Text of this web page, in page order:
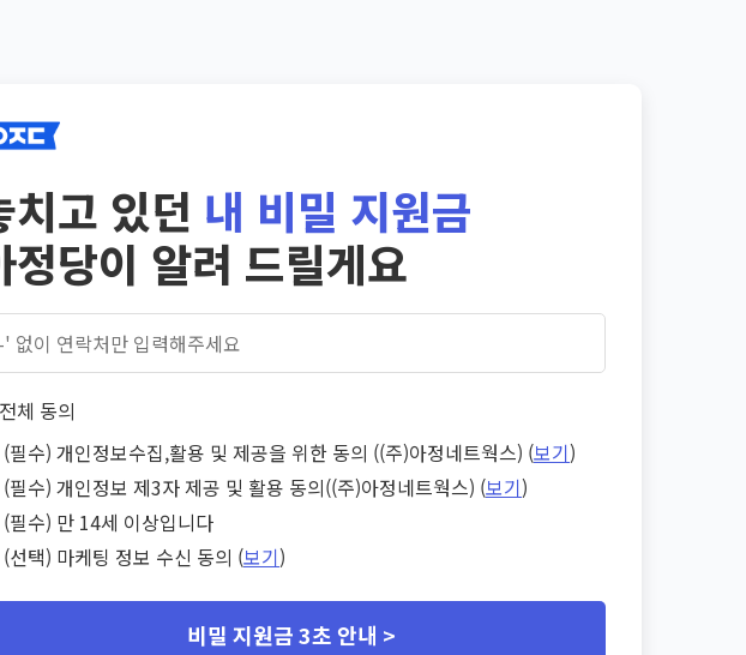
치고 있던 내 비밀 지원금
정당이 알려 드릴게요
전체 동의
(필수) 개인정보수집,활용 및 제공을 위한 동의 ((주)아정네트웍스) (보기)
(필수) 개인정보 제3자 제공 및 활용 동의((주)아정네트웍스) (보기)
(필수) 만 14세 이상입니다
(선택) 마케팅 정보 수신 동의 (보기)
비밀 지원금 3초 안내 >